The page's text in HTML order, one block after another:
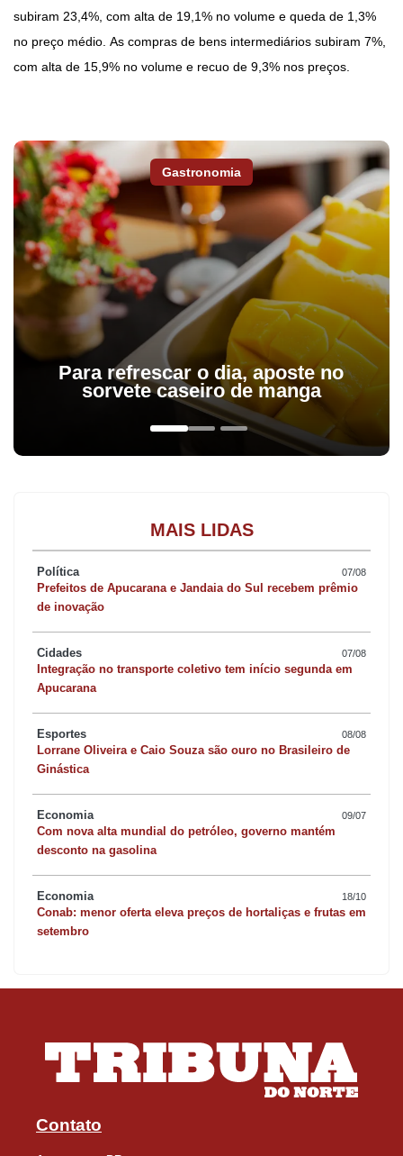
subiram 23,4%, com alta de 19,1% no volume e queda de 1,3%
no preço médio. As compras de bens intermediários subiram 7%,
com alta de 15,9% no volume e recuo de 9,3% nos preços.
Gastronomia
Para refrescar o dia, aposte no
sorvete caseiro de manga
MAIS LIDAS
Política 07/08
Prefeitos de Apucarana e Jandaia do Sul recebem prêmio
de inovação
Cidades 07/08
Integração no transporte coletivo tem início segunda em
Apucarana
Esportes 08/08
Lorrane Oliveira e Caio Souza são ouro no Brasileiro de
Ginástica
Economia 09/07
Com nova alta mundial do petróleo, governo mantém
desconto na gasolina
Economia 18/10
Conab: menor oferta eleva preços de hortaliças e frutas em
setembro
Contato